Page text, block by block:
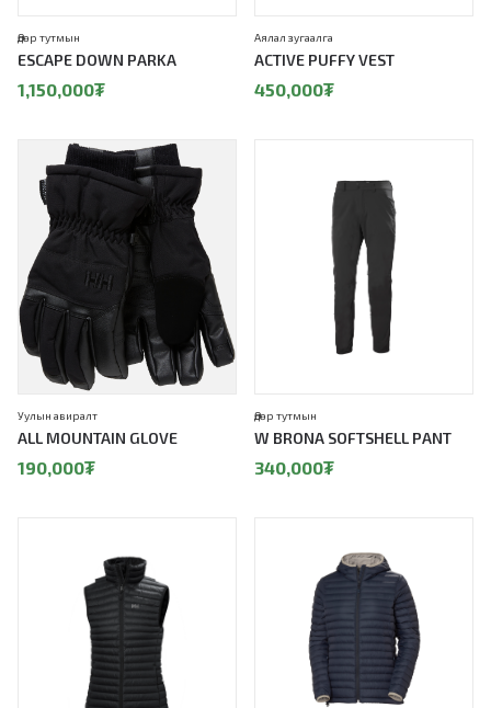
ESCAPE DOWN PARKA
Өдөр тутмын
1,150,000₮
ACTIVE PUFFY VEST
Аялал зугаалга
450,000₮
ALL MOUNTAIN GLOVE
Уулын авиралт
190,000₮
W BRONA SOFTSHELL PANT
Өдөр тутмын
340,000₮